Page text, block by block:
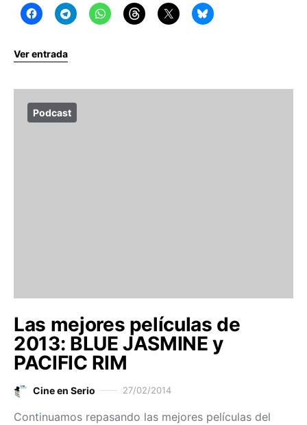
Ver entrada
Podcast
Las mejores películas de
2013: BLUE JASMINE y
PACIFIC RIM
Cine en Serio 27/02/2014
Continuamos repasando las mejores películas del